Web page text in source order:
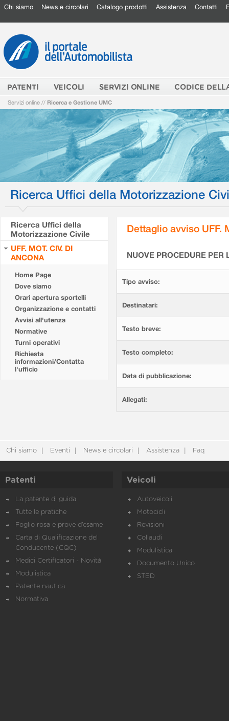
Chi siamo News e circolari Catalogo prodotti Assistenza Contatti
PATENTI VEICOLI SERVIZI ONLINE CODICE
Servizi online // Ricerca e Gestione UMC
Ricerca Uffici della Motorizzazione
Ricerca Uffici della
Motorizzazione Civile
UFF. MOT. CIV. DI
ANCONA
Home Page
Dove siamo
Orari apertura sportelli
Organizzazione e contatti
Avvisi all'utenza
Normative
Turni operativi
Richiesta
informazioni/Contatta
l'ufficio
Dettaglio avviso UFF.
NUOVE PROCEDURE PER
Tipo avviso:
Destinatari:
Testo breve:
Testo completo:
Data di pubblicazione:
Allegati:
Chi siamo Eventi News e circolari Assistenza Faq
Patenti
La patente di guida
Tutte le pratiche
Foglio rosa e prove d’esame
Carta di Qualificazione del
Conducente (CQC)
Medici Certificatori - Novità
Modulistica
Patente nautica
Normativa
Veicoli
Autoveicoli
Motocicli
Revisioni
Collaudi
Modulistica
Documento Unico
STED